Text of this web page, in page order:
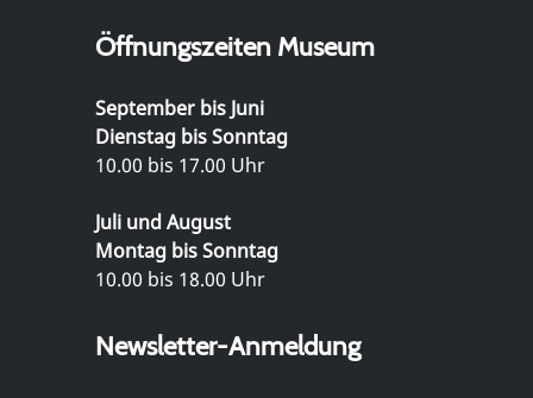
Öffnungszeiten Museum
September bis Juni
Dienstag bis Sonntag
10.00 bis 17.00 Uhr
Juli und August
Montag bis Sonntag
10.00 bis 18.00 Uhr
Newsletter-Anmeldung